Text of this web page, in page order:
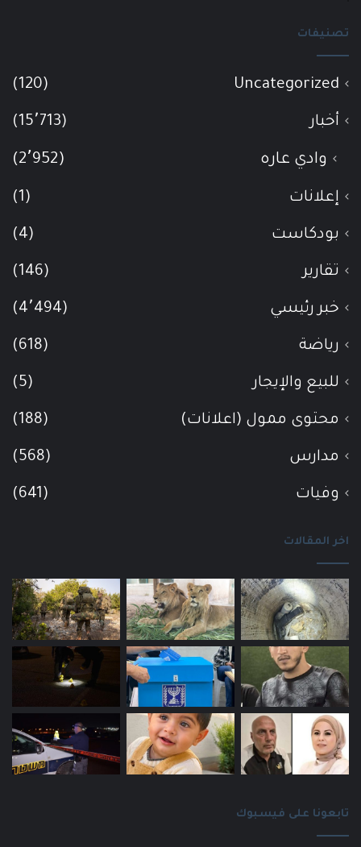
تصنيفات
Uncategorized
(120)
أخبار (15٬713)
وادي عاره (2٬952)
إعلانات (1)
بودكاست (4)
تقارير (146)
خبر رئيسي (4٬494)
رياضة (618)
للبيع والإيجار (5)
محتوى ممول (اعلانات) (188)
مدارس (568)
وفيات (641)
اخر المقالات
تابعونا على فيسبوك